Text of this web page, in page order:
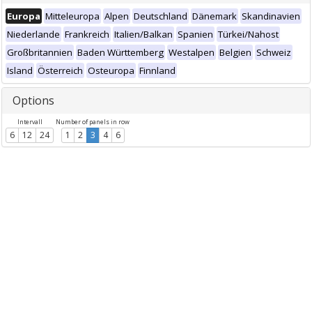
Europa Mitteleuropa Alpen Deutschland Dänemark Skandinavien
Niederlande Frankreich Italien/Balkan Spanien Türkei/Nahost
Großbritannien Baden Württemberg Westalpen Belgien Schweiz
Island Österreich Osteuropa Finnland
Options
Intervall
6 12 24
Number of panels in row
1 2 3 4 6